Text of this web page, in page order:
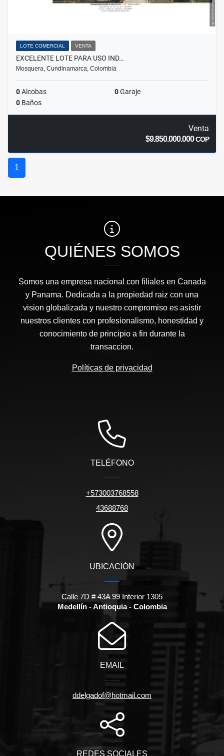
LOTE COMERCIAL VENTA
EXCELENTE LOTE PARA USO IND…
Mosquera, Cundinamarca, Colombia
0Alcobas 0Garaje
0 Baños
Venta
$9.850.000.000COP
1
QUIÉNES SOMOS
Somos una empresa nacional con filiales en Canada
y Panama. Dedicada a la propiedad raiz con una
vision globalizada y nuestro compromiso es asistir
nuestros clientes con profesionalismo, honestidad y
conocimiento de principio a fin durante la
transaccion.
Políticas de privacidad
TELÉFONO
+573003768558
43688768
UBICACIÓN
Calle 7D # 43A 99 Interior 1305
Medellín - Antioquia - Colombia
EMAIL
ddelgadof@hotmail.com
REDES SOCIALES